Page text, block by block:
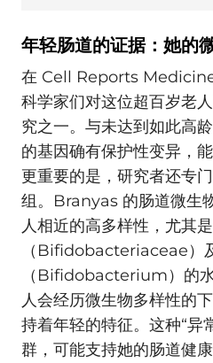
年轻肠道的证据：她的
在 Cell Reports Medicine
科学家们对这位超百岁老
究之一。与未达到如此高
的基因确有保护性变异，
更重要的是，研究者还专
组。Branyas 的肠道微生
人相近的高多样性，尤其
（Bifidobacteriaceae）
（Bifidobacterium）的
人会经历微生物多样性的
持着年轻的特征。这种“异
群，可能支持她的肠道健